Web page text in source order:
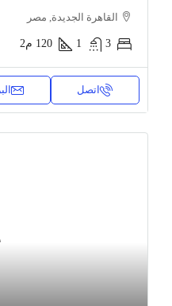
القاهرة الجديدة, مصر
3
1
120 م2
اتصل